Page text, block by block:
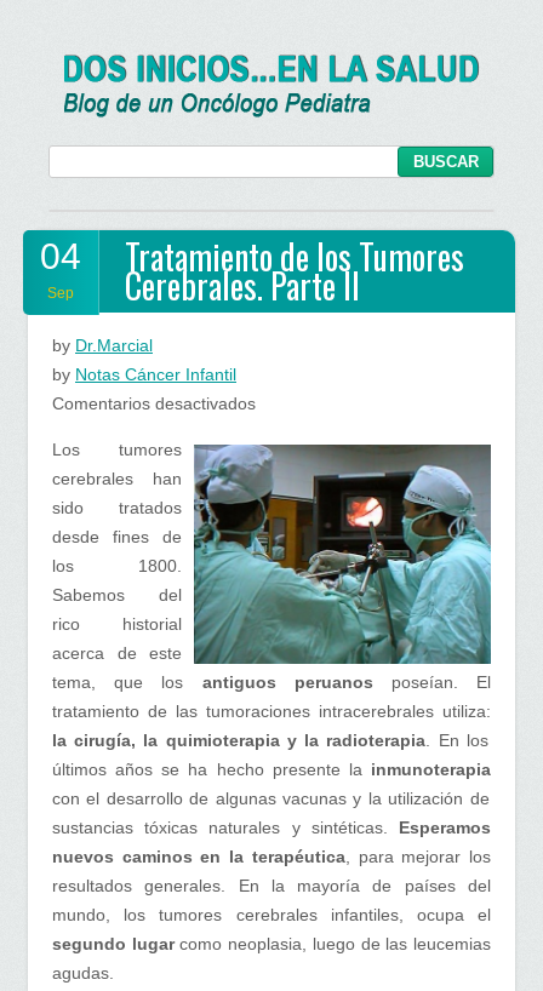
04
Sep
Tratamiento de los Tumores
Cerebrales. Parte II
by Dr.Marcial
by Notas Cáncer Infantil
Comentarios desactivadosen
de
los
Tumores
Cerebrales.
Parte
Los tumores
cerebrales han
sido tratados
desde fines de
los 1800.
Sabemos del
rico historial
acerca de este
tema, que los antiguos peruanos poseían. El
tratamiento de las tumoraciones intracerebrales utiliza:
la cirugía, la quimioterapia y la radioterapia . En los
últimos años se ha hecho presente la inmunoterapia
con el desarrollo de algunas vacunas y la utilización de
sustancias tóxicas naturales y sintéticas. Esperamos
nuevos caminos en la terapéutica, para mejorar los
resultados generales. En la mayoría de países del
mundo, los tumores cerebrales infantiles, ocupa el
segundo lugarcomo neoplasia, luego de las leucemias
agudas.